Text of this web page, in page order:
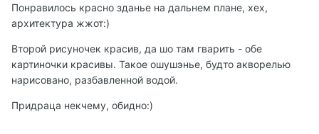
Понравилось красно зданье на дальнем плане, хех,
архитектура жжот:)
Второй рисуночек красив, да шо там гварить - обе
картиночки красивы. Такое ошушэнье, будто акворелью
нарисовано, разбавленной водой.
Придраца некчему, обидно:)